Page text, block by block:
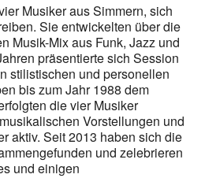
Musiker aus Simmern, sich
Sie entwickelten über die
Musik-Mix aus Funk, Jazz und
präsentierte sich Session
stilistischen und personellen
bis zum Jahr 1988 dem
die vier Musiker
Vorstellungen und
aktiv. Seit 2013 haben sich die
und zelebrieren
und einigen